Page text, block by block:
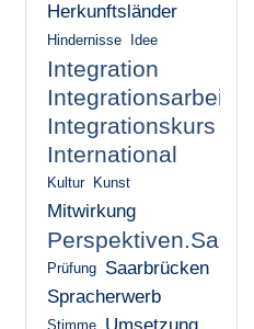
Herkunftsländer
Hindernisse Idee
Integration
Integrationsarbeit
Integrationskurs
International
Kultur Kunst
Mitwirkung
Prüfung
Saarbrücken
Spracherwerb
Stimme